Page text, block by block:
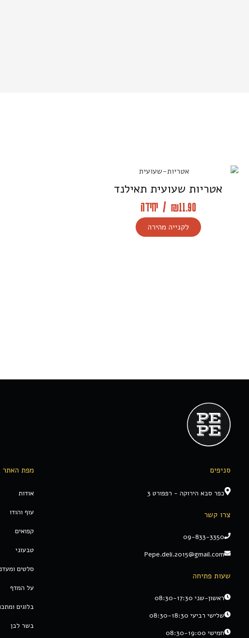
אטריות שעועית תאילנד
₪11.90
/ יחידה
לקנייה מהירה
סניפים
כפר סבא הירוקה - רפפורט 3
צרו קשר
09-833-3350
Pepe.deli.2015@gmail.com
שעות פתיחה
ראשון-שני 08:30-17:30
שלישי רביעי 08:30-18:30
חמישי 08:30-19:00
מפת האתר
אודות
עוף והודו
קפואים
טבעוני
סלטים
על המדף
בלוגים
בשר לבן